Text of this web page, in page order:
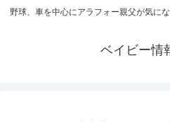
野球、車を中心にアラフォー親父が気に
ベイビー情